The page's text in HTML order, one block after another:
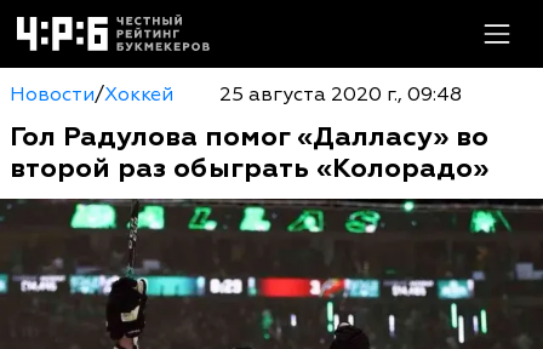
Новости/Хоккей 25 августа 2020 г., 09:48
Гол Радулова помог «Далласу» во
второй раз обыграть «Колорадо»